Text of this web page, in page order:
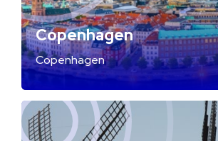
Copenhagen
Copenhagen